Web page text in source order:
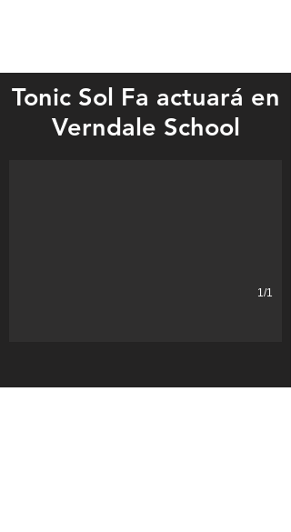
Tonic Sol Fa actuará en
Verndale School
The popular group will perform in Verndale
1/1